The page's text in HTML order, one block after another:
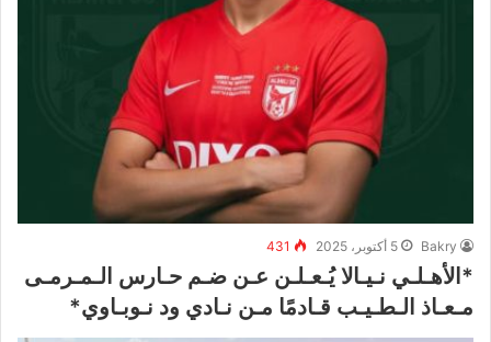
Bakry 5 أكتوبر، 2025 431
*‏الأهـلـي نـيـالا يُـعـلـن عـن ضـم حـارس الـمـرمـى
مـعـاذ الـطـيـب قـادمًا مـن نـادي ود نـوبـاوي*